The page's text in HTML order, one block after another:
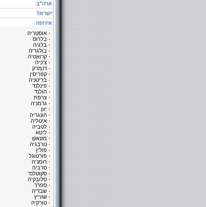
ארה"ב
ישראל
אירופה
אוסטריה
בלרוס
בלגיה
בולגריה
קרואטיה
צ'כיה
דנמרק
קפריסין
בריטניה
פינלנד
הולנד
צרפת
גרמניה
יוון
הונגריה
איטליה
לטביה
ליטא
מונאקו
נורבגיה
פולין
פורטוגל
רומניה
סרביה
סקוטלנד
סלובקיה
ספרד
שבדיה
שווייץ
טורקיה